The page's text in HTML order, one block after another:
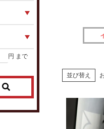
円 まで
並び替え